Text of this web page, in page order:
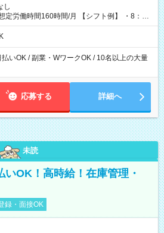
し
160時間/月 【シフト例】 ・8：00
いOK / 副業・WワークOK / 10名以上の大量
応募する 詳細へ
未読
いOK！高時給！在庫管理・
録・面接OK